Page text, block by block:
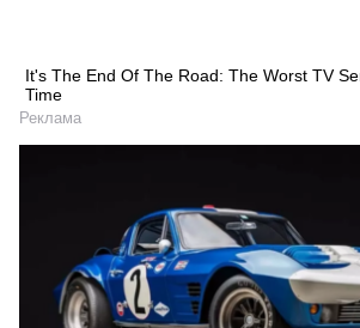
It's The End Of The Road: The Worst TV
Time
Реклама